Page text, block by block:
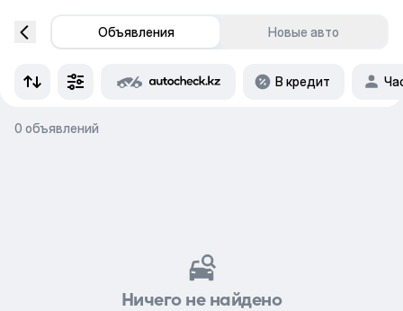
Объявления Новые авто
В кредит
0 объявлений
Ничего не найдено